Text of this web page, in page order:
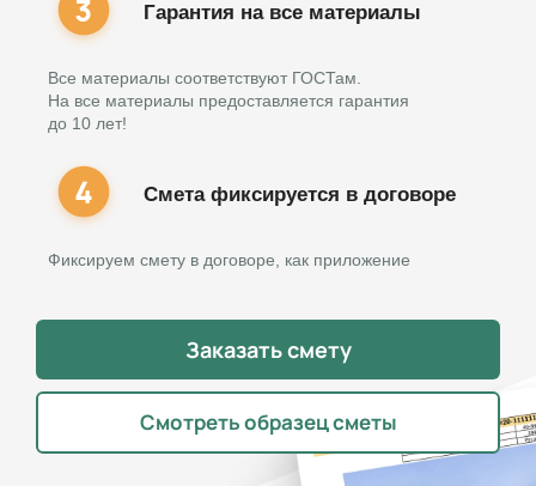
Гарантия на все материалы
Все материалы соответствуют ГОСТам.
На все материалы предоставляется гарантия
до 10 лет!
Смета фиксируется в договоре
Фиксируем смету в договоре, как приложение
Заказать смету
Смотреть образец сметы